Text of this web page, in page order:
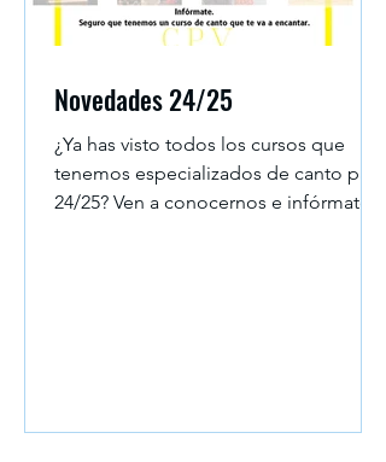
Novedades 24/25
¿Ya has visto todos los cursos que
tenemos especializados de canto para
24/25? Ven a conocernos e infórmate